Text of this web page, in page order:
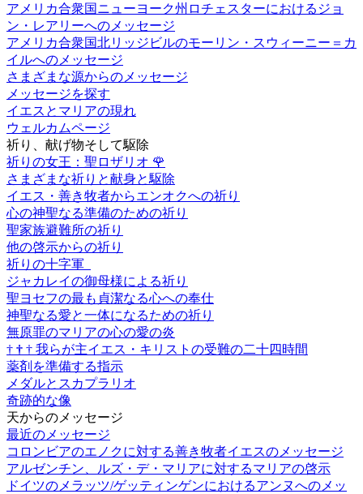
アメリカ合衆国ニューヨーク州ロチェスターにおけるジョ
ン・レアリーへのメッセージ
アメリカ合衆国北リッジビルのモーリン・スウィーニー＝カ
イルへのメッセージ
さまざまな源からのメッセージ
メッセージを探す
イエスとマリアの現れ
ウェルカムページ
祈り、献げ物そして駆除
祈りの女王：聖ロザリオ 🌹
さまざまな祈りと献身と駆除
イエス・善き牧者からエンオクへの祈り
心の神聖なる準備のための祈り
聖家族避難所の祈り
他の啓示からの祈り
祈りの十字軍
ジャカレイの御母様による祈り
聖ヨセフの最も貞潔なる心への奉仕
神聖なる愛と一体になるための祈り
無原罪のマリアの心の愛の炎
† † † 我らが主イエス・キリストの受難の二十四時間
薬剤を準備する指示
メダルとスカプラリオ
奇跡的な像
天からのメッセージ
最近のメッセージ
コロンビアのエノクに対する善き牧者イエスのメッセージ
アルゼンチン、ルズ・デ・マリアに対するマリアの啓示
ドイツのメラッツ/ゲッティンゲンにおけるアンヌへのメッ